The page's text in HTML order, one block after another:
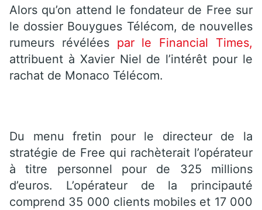
Alors qu’on attend le fondateur de Free sur
le dossier Bouygues Télécom, de nouvelles
rumeurs révéléespar le Financial Times,
attribuent à Xavier Niel de l’intérêt pour le
rachat de Monaco Télécom.
Du menu fretin pour le directeur de la
stratégie de Free qui rachèterait l’opérateur
à titre personnel pour de 325 millions
d’euros. L’opérateur de la principauté
comprend 35 000 clients mobiles et 17 000